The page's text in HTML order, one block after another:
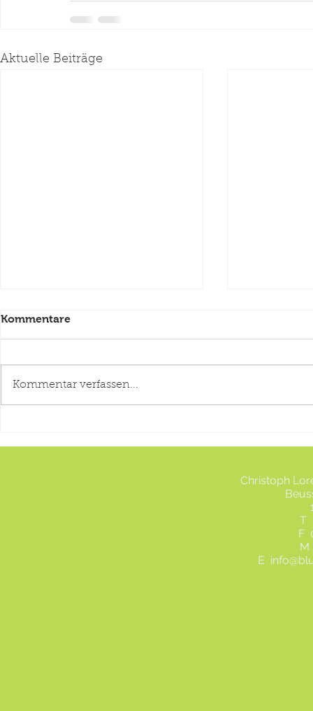
Aktuelle Beiträge
Bunter Sommer
Kommentare
Kommentar verfassen...
Christoph
T
F
M
E